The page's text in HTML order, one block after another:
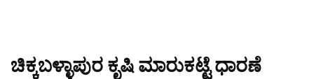
ಚಿಕ್ಕಬಳ್ಳಾಪುರ ಕೃಷಿ ಮಾರುಕಟ್ಟೆ ಧಾರಣೆ